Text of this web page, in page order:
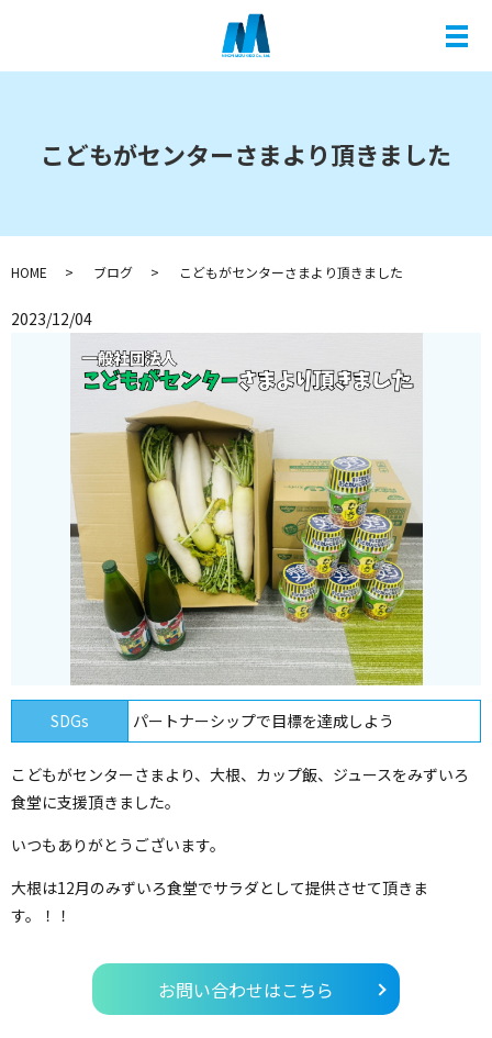
メ
こどもがセンターさまより頂きました
HOME ブログ こどもがセンターさまより頂きました
2023/12/04
SDGs パートナーシップで目標を達成しよう
こどもがセンターさまより、大根、カップ飯、ジュースをみずいろ
食堂に支援頂きました。
いつもありがとうございます。
大根は12月のみずいろ食堂でサラダとして提供させて頂きま
す。！！
お問い合わせはこちら